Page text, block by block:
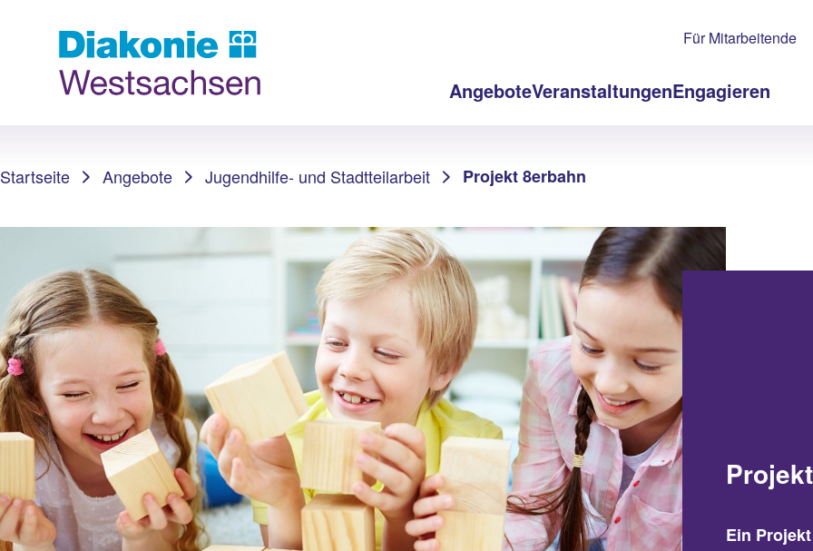
AngeboteVeranstaltungenEngagieren
Für Mitarbeitende
Startseite Angebote Jugendhilfe- und Stadtteilarbeit Projekt 8erbahn
Ein